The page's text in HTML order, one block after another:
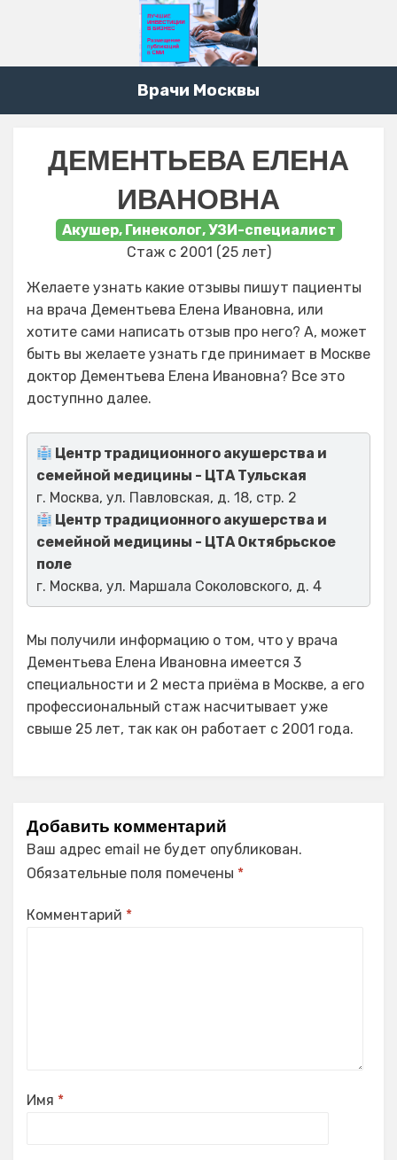
Врачи Москвы
ДЕМЕНТЬЕВА ЕЛЕНА
ИВАНОВНА
Акушер, Гинеколог, УЗИ-специалист
Стаж с 2001 (25 лет)
Желаете узнать какие отзывы пишут пациенты
на врача Дементьева Елена Ивановна, или
хотите сами написать отзыв про него? А, может
быть вы желаете узнать где принимает в Москве
доктор Дементьева Елена Ивановна? Все это
доступнно далее.
Центр традиционного акушерства и
семейной медицины - ЦТА Тульская
г. Москва, ул. Павловская, д. 18, стр. 2
Центр традиционного акушерства и
семейной медицины - ЦТА Октябрьское
поле
г. Москва, ул. Маршала Соколовского, д. 4
Мы получили информацию о том, что у врача
Дементьева Елена Ивановна имеется 3
специальности и 2 места приёма в Москве, а его
профессиональный стаж насчитывает уже
свыше 25 лет, так как он работает с 2001 года.
Добавить комментарий
Ваш адрес email не будет опубликован.
Обязательные поля помечены *
Комментарий *
Имя *